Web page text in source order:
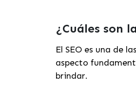
¿Cuáles son
El SEO es una de
aspecto
brindar.